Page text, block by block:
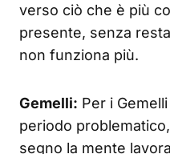
verso ciò che è più
presente, senza
non funziona più.
Gemelli: Per i
periodo
segno la mente